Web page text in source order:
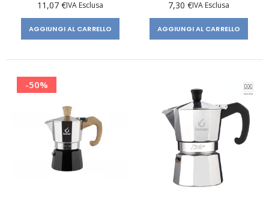
11,07 €
AGGIUNGI AL CARRELLO
7,30 €
AGGIUNGI AL CARRELLO
-50%